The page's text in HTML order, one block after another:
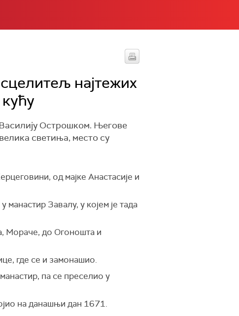
најтежих
Острошком. Његове
светиња, место су
од мајке Анастасије и
манастир Завалу, у којем је тада
Мораче, до Огоношта и
где се и замонашио.
па се преселио у
на данашњи дан 1671.